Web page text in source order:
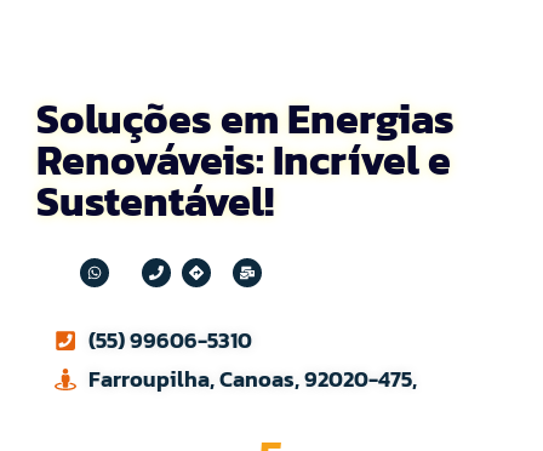
Soluções em Energias
Renováveis: Incrível e
Sustentável!
(55) 99606-5310
Farroupilha, Canoas, 92020-475,